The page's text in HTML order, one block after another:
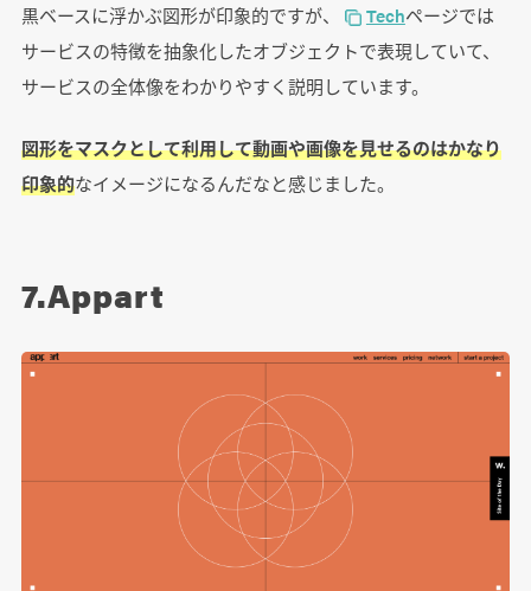
黒ベースに浮かぶ図形が印象的ですが、 Techページでは
サービスの特徴を抽象化したオブジェクトで表現していて、
サービスの全体像をわかりやすく説明しています。
図形をマスクとして利用して動画や画像を見せるのはかなり
印象的なイメージになるんだなと感じました。
7.Appart